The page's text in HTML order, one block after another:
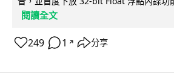
閱讀全文
249 1 ↗ 分享